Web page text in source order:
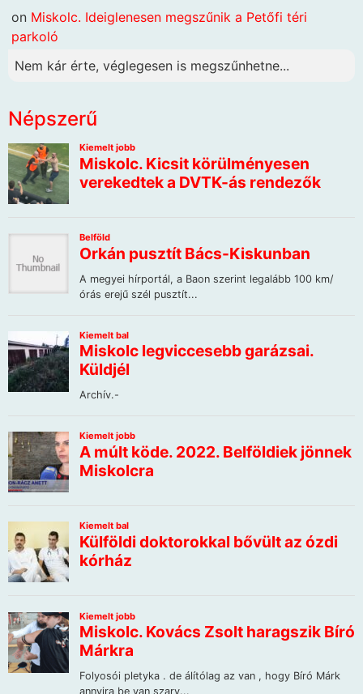
on Miskolc. Ideiglenesen megszűnik a Petőfi téri
parkoló
Nem kár érte, véglegesen is megszűnhetne...
Népszerű